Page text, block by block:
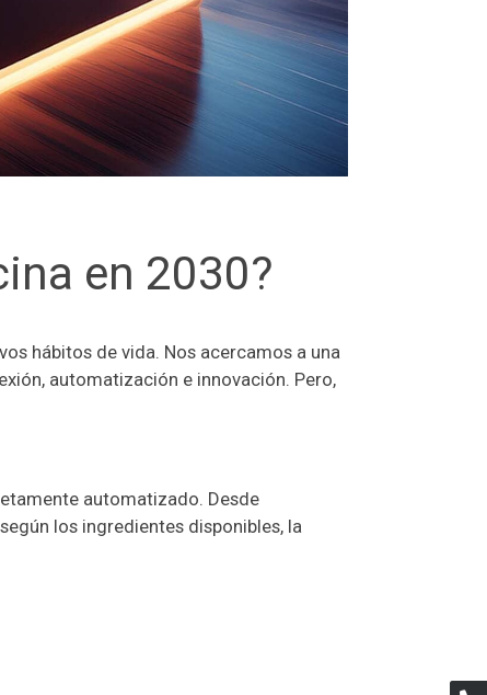
en 2030?
hábitos de vida. Nos acercamos a una
automatización e innovación. Pero,
automatizado. Desde
los ingredientes disponibles, la